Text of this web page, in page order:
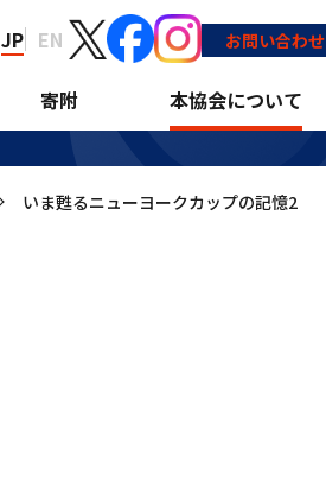
JP EN お問い合わせ
寄附 本協会について
>
いま甦るニューヨークカップの記憶2